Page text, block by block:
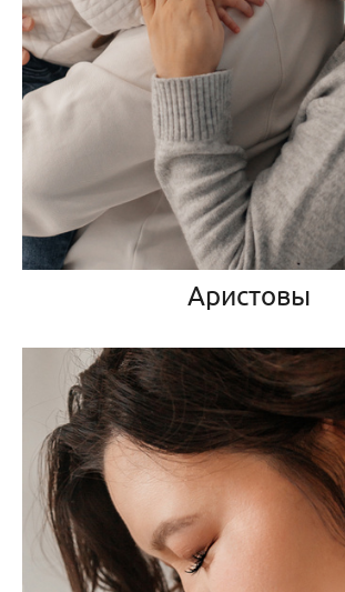
Аристовы